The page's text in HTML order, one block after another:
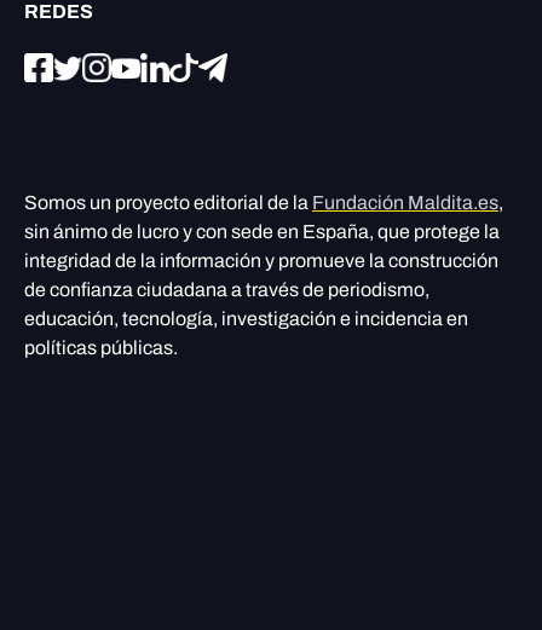
REDES
Somos un proyecto editorial de la Fundación Maldita.es,
sin ánimo de lucro y con sede en España, que protege la
integridad de la información y promueve la construcción
de confianza ciudadana a través de periodismo,
educación, tecnología, investigación e incidencia en
políticas públicas.